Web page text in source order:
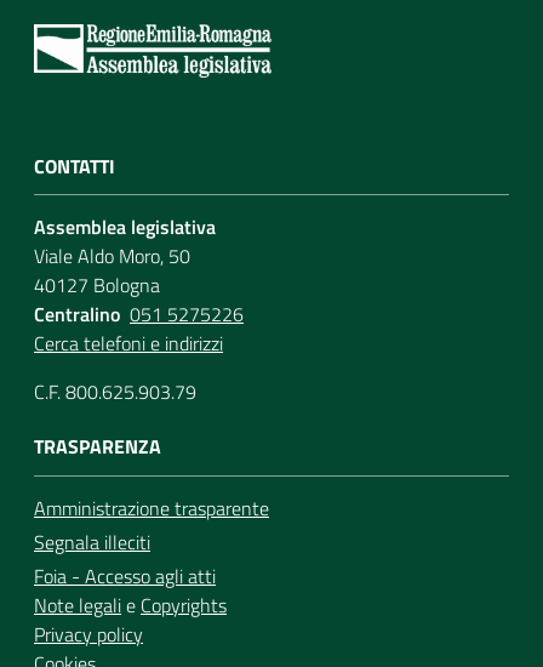
CONTATTI
Assemblea legislativa
Viale Aldo Moro, 50
40127 Bologna
Centralino 051 5275226
Cerca telefoni e indirizzi
C.F. 800.625.903.79
TRASPARENZA
Amministrazione trasparente
Segnala illeciti
Foia - Accesso agli atti
Note legalie Copyrights
Privacy policy